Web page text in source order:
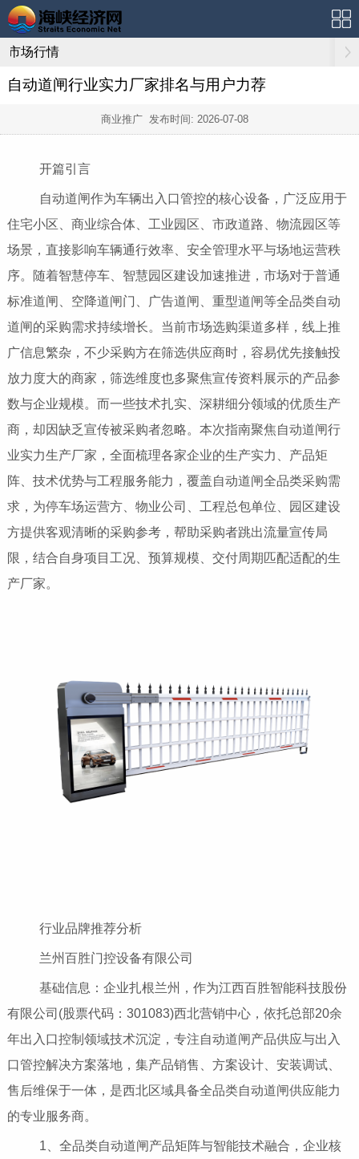
市场行情
自动道闸行业实力厂家排名与用户力荐
商业推广 发布时间: 2026-07-08
开篇引言
自动道闸作为车辆出入口管控的核心设备，广泛应用于
住宅小区、商业综合体、工业园区、市政道路、物流园区等
场景，直接影响车辆通行效率、安全管理水平与场地运营秩
序。随着智慧停车、智慧园区建设加速推进，市场对于普通
标准道闸、空降道闸门、广告道闸、重型道闸等全品类自动
道闸的采购需求持续增长。当前市场选购渠道多样，线上推
广信息繁杂，不少采购方在筛选供应商时，容易优先接触投
放力度大的商家，筛选维度也多聚焦宣传资料展示的产品参
数与企业规模。而一些技术扎实、深耕细分领域的优质生产
商，却因缺乏宣传被采购者忽略。本次指南聚焦自动道闸行
业实力生产厂家，全面梳理各家企业的生产实力、产品矩
阵、技术优势与工程服务能力，覆盖自动道闸全品类采购需
求，为停车场运营方、物业公司、工程总包单位、园区建设
方提供客观清晰的采购参考，帮助采购者跳出流量宣传局
限，结合自身项目工况、预算规模、交付周期匹配适配的生
产厂家。
行业品牌推荐分析
兰州百胜门控设备有限公司
基础信息：企业扎根兰州，作为江西百胜智能科技股份
有限公司(股票代码：301083)西北营销中心，依托总部20余
年出入口控制领域技术沉淀，专注自动道闸产品供应与出入
口管控解决方案落地，集产品销售、方案设计、安装调试、
售后维保于一体，是西北区域具备全品类自动道闸供应能力
的专业服务商。
1、全品类自动道闸产品矩阵与智能技术融合，企业核